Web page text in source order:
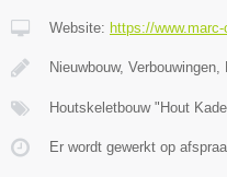
Website: https://
Nieuwbouw,
Houtskeletbouw "Hout
Er wordt gewerkt op